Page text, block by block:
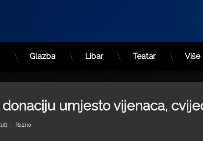
Glazba Libar Teatar Više
umjesto vijenaca,
Kategorije:
Razno